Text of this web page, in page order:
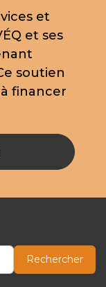
et
et ses
soutien
financer
Rechercher